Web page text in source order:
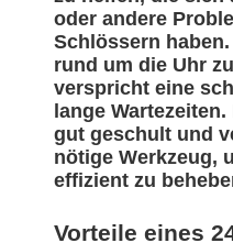
oder andere
Schlössern
rund um die Uhr
verspricht eine
lange
gut geschult und
nötige Werkzeug,
effizient zu
Vorteile eines